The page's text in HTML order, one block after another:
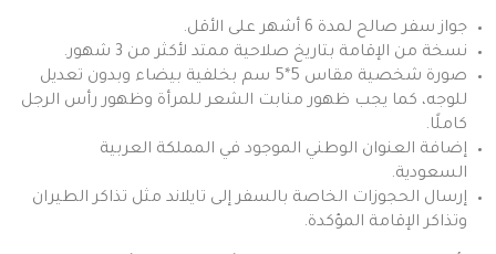
جواز سفر صالح لمدة 6 أشهر على الأقل.
نسخة من الإقامة بتاريخ صلاحية ممتد لأكثر من 3 شهور.
صورة شخصية مقاس 5*5 سم بخلفية بيضاء وبدون تعديل
للوجه، كما يجب ظهور منابت الشعر للمرأة وظهور رأس الرجل
كاملًا.
إضافة العنوان الوطني الموجود في المملكة العربية
السعودية.
إرسال الحجوزات الخاصة بالسفر إلى تايلاند مثل تذاكر الطيران
وتذاكر الإقامة المؤكدة.